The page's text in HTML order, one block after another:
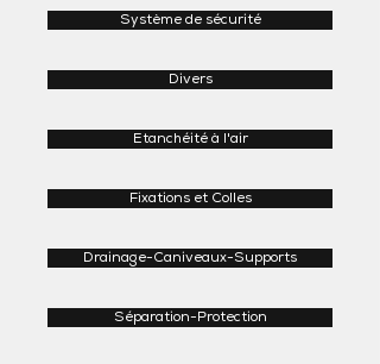
Système de sécurité
Divers
Etanchéité à l'air
Fixations et Colles
Drainage-Caniveaux-Supports
Séparation-Protection